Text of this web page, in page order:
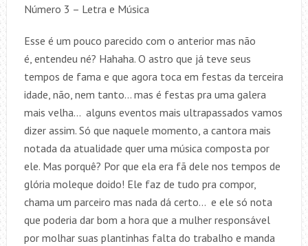
Número 3 – Letra e Música
Esse é um pouco parecido com o anterior mas não
é, entendeu né? Hahaha. O astro que já teve seus
tempos de fama e que agora toca em festas da terceira
idade, não, nem tanto… mas é festas pra uma galera
mais velha… alguns eventos mais ultrapassados vamos
dizer assim. Só que naquele momento, a cantora mais
notada da atualidade quer uma música composta por
ele. Mas porquê? Por que ela era fã dele nos tempos de
glória moleque doido! Ele faz de tudo pra compor,
chama um parceiro mas nada dá certo… e ele só nota
que poderia dar bom a hora que a mulher responsável
por molhar suas plantinhas falta do trabalho e manda